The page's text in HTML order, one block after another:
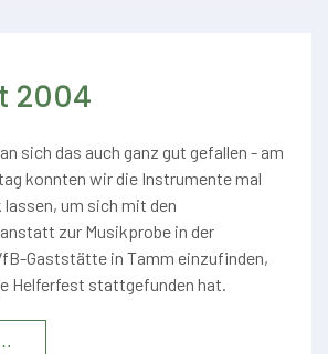
2004
sich das auch ganz gut gefallen - am
konnten wir die Instrumente mal
um sich mit den
zur Musikprobe in der
Gaststätte in Tamm einzufinden,
Helferfest stattgefunden hat.